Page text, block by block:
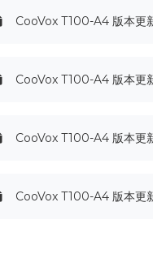
CooVox T100-A4 版本更
CooVox T100-A4 版本更
CooVox T100-A4 版本更
CooVox T100-A4 版本更